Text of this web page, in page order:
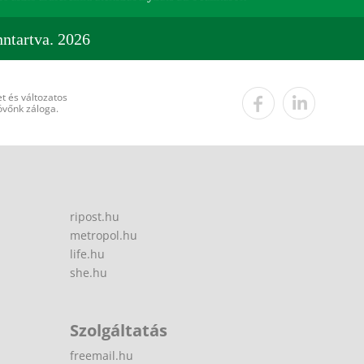
2026
és változatos
záloga.
ripost.hu
metropol.hu
life.hu
she.hu
Szolgáltatás
freemail.hu